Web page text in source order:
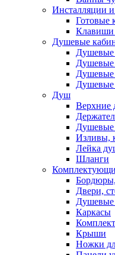
Инсталляции
Готовые
Клавиши
Душевые
Душевые
Душевые
Душевые
Душ
Верхние
Душевые
Изливы,
Лейка
Шланги
Двери,
Каркасы
Крыши
Ножки